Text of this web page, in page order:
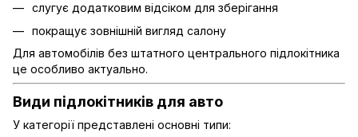
слугує додатковим відсіком для зберігання
покращує зовнішній вигляд салону
Для автомобілів без штатного центрального підлокітника
це особливо актуально.
Види підлокітників для авто
У категорії представлені основні типи: